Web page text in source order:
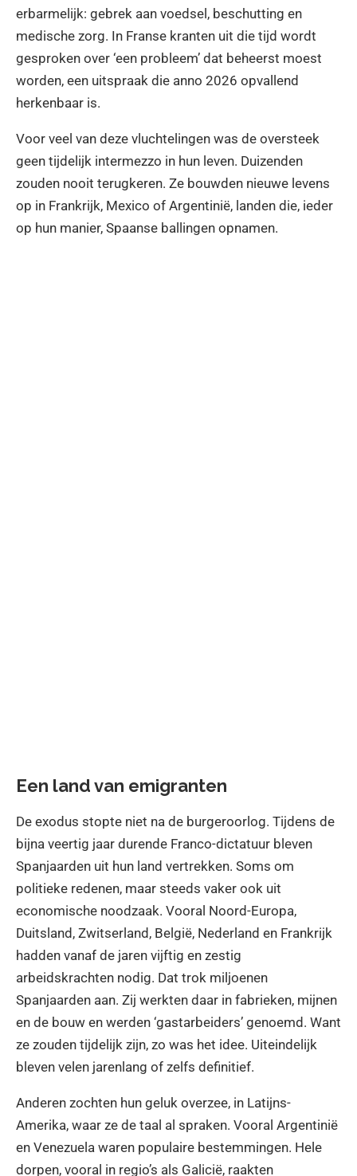
erbarmelijk: gebrek aan voedsel, beschutting en
medische zorg. In Franse kranten uit die tijd wordt
gesproken over ‘een probleem’ dat beheerst moest
worden, een uitspraak die anno 2026 opvallend
herkenbaar is.
Voor veel van deze vluchtelingen was de oversteek
geen tijdelijk intermezzo in hun leven. Duizenden
zouden nooit terugkeren. Ze bouwden nieuwe levens
op in Frankrijk, Mexico of Argentinië, landen die, ieder
op hun manier, Spaanse ballingen opnamen.
Een land van emigranten
De exodus stopte niet na de burgeroorlog. Tijdens de
bijna veertig jaar durende Franco-dictatuur bleven
Spanjaarden uit hun land vertrekken. Soms om
politieke redenen, maar steeds vaker ook uit
economische noodzaak. Vooral Noord-Europa,
Duitsland, Zwitserland, België, Nederland en Frankrijk
hadden vanaf de jaren vijftig en zestig
arbeidskrachten nodig. Dat trok miljoenen
Spanjaarden aan. Zij werkten daar in fabrieken, mijnen
en de bouw en werden ‘gastarbeiders’ genoemd. Want
ze zouden tijdelijk zijn, zo was het idee. Uiteindelijk
bleven velen jarenlang of zelfs definitief.
Anderen zochten hun geluk overzee, in Latijns-
Amerika, waar ze de taal al spraken. Vooral Argentinië
en Venezuela waren populaire bestemmingen. Hele
dorpen, vooral in regio’s als Galicië, raakten